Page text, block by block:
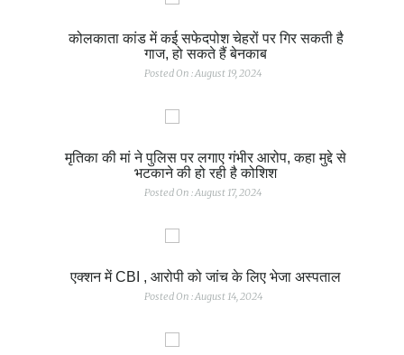
कोलकाता कांड में कई सफेदपोश चेहरों पर गिर सकती है
गाज, हो सकते हैं बेनकाब
Posted On : August 19, 2024
मृतिका की मां ने पुलिस पर लगाए गंभीर आरोप, कहा मुद्दे से
भटकाने की हो रही है कोशिश
Posted On : August 17, 2024
एक्शन में CBI , आरोपी को जांच के लिए भेजा अस्पताल
Posted On : August 14, 2024